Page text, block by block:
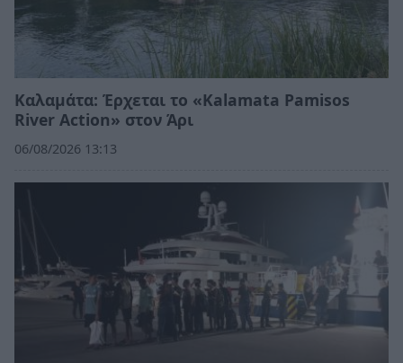
Καλαμάτα: Έρχεται το «Kalamata Pamisos
River Action» στον Άρι
06/08/2026 13:13